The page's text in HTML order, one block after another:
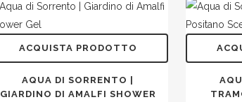
ACQUISTA PRODOTTO
AQUA DI SORRENTO |
GIARDINO DI AMALFI SHOWER